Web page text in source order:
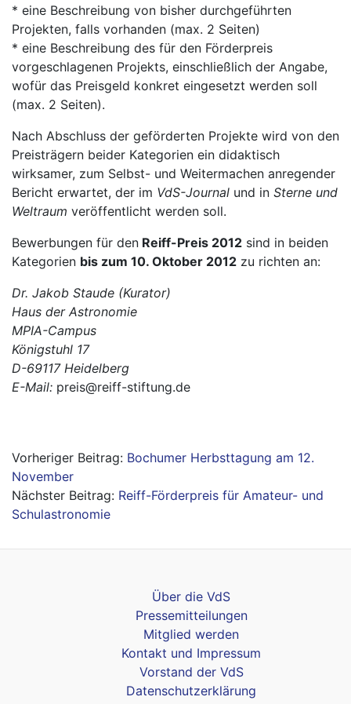
* eine Beschreibung von bisher durchgeführten
Projekten, falls vorhanden (max. 2 Seiten)
* eine Beschreibung des für den Förderpreis
vorgeschlagenen Projekts, einschließlich der Angabe,
wofür das Preisgeld konkret eingesetzt werden soll
(max. 2 Seiten).
Nach Abschluss der geförderten Projekte wird von den
Preisträgern beider Kategorien ein didaktisch
wirksamer, zum Selbst- und Weitermachen anregender
Bericht erwartet, der im VdS-Journal und in Sterne und
Weltraum veröffentlicht werden soll.
Bewerbungen für den Reiff-Preis 2012 sind in beiden
Kategorien bis zum 10. Oktober 2012 zu richten an:
Dr. Jakob Staude (Kurator)
Haus der Astronomie
MPIA-Campus
Königstuhl 17
D-69117 Heidelberg
E-Mail: preis@reiff-stiftung.de
BeitragsnavigationBochumer Herbsttagung am 12.
November
Reiff-Förderpreis für Amateur- und
Schulastronomie
Über die VdS
Pressemitteilungen
Mitglied werden
Kontakt und Impressum
Vorstand der VdS
Datenschutzerklärung